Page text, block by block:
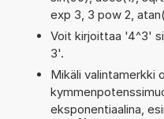
exp 3, 3 pow 2,
Voit kirjoittaa '4^3'
3'.
Mikäli valintamerkki
eksponentiaalina,